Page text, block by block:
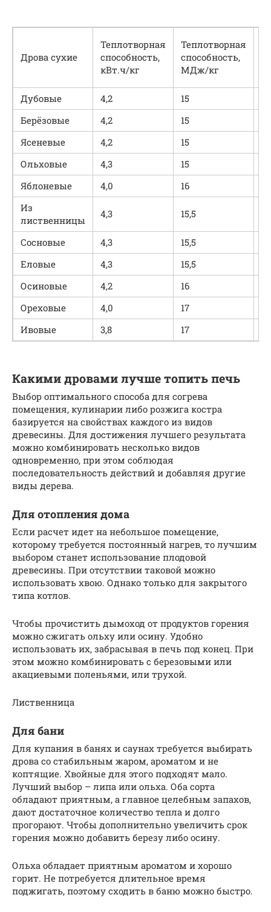
Дрова сухие
Теплотворная
способность,
кВт.ч/кг
Теплотворная
способность,
МДж/кг
Дубовые
4,2 15
Берёзовые
4,2 15
Ясеневые
4,2 15
Ольховые
4,3 15
Яблоневые
4,0 16
Из
лиственницы
4,3 15,5
Сосновые 4,3 15,5
Еловые
4,3 15,5
Осиновые
4,2 16
Ореховые
4,0 17
Ивовые
3,8 17
Какими дровами лучше топить печь
Выбор оптимального способа для согрева
помещения, кулинарии либо розжига костра
базируется на свойствах каждого из видов
древесины. Для достижения лучшего результата
можно комбинировать несколько видов
одновременно, при этом соблюдая
последовательность действий и добавляя другие
виды дерева.
Для отопления дома
Если расчет идет на небольшое помещение,
которому требуется постоянный нагрев, то лучшим
выбором станет использование плодовой
древесины. При отсутствии таковой можно
использовать хвою. Однако только для закрытого
типа котлов.
Чтобы прочистить дымоход от продуктов горения
можно сжигать ольху или осину. Удобно
использовать их, забрасывая в печь под конец. При
этом можно комбинировать с березовыми или
акациевыми поленьями, или трухой.
Лиственница
Для бани
Для купания в банях и саунах требуется выбирать
дрова со стабильным жаром, ароматом и не
коптящие. Хвойные для этого подходят мало.
Лучший выбор – липа или ольха. Оба сорта
обладают приятным, а главное целебным запахов,
дают достаточное количество тепла и долго
прогорают. Чтобы дополнительно увеличить срок
горения можно добавить березу либо осину.
Ольха обладает приятным ароматом и хорошо
горит. Не потребуется длительное время
поджигать, поэтому сходить в баню можно быстро.